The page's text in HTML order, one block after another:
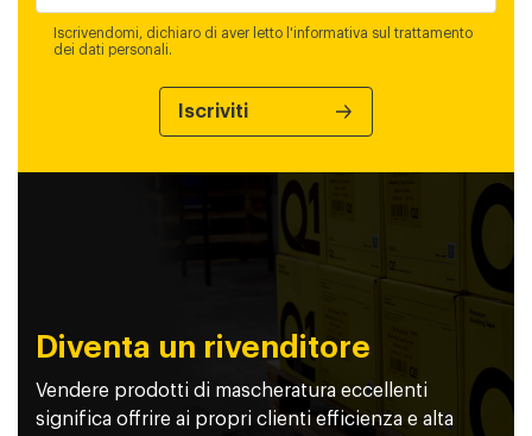
Iscrivendomi, dichiaro di aver letto l'informativa sul trattamento
dei dati personali.
Diventa un rivenditore
Vendere prodotti di mascheratura eccellenti
significa offrire ai propri clienti efficienza e alta